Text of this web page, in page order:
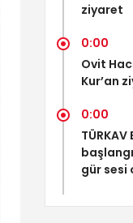
ziyaret
0:00
Ovit
Kur’an
0:00
gür sesi